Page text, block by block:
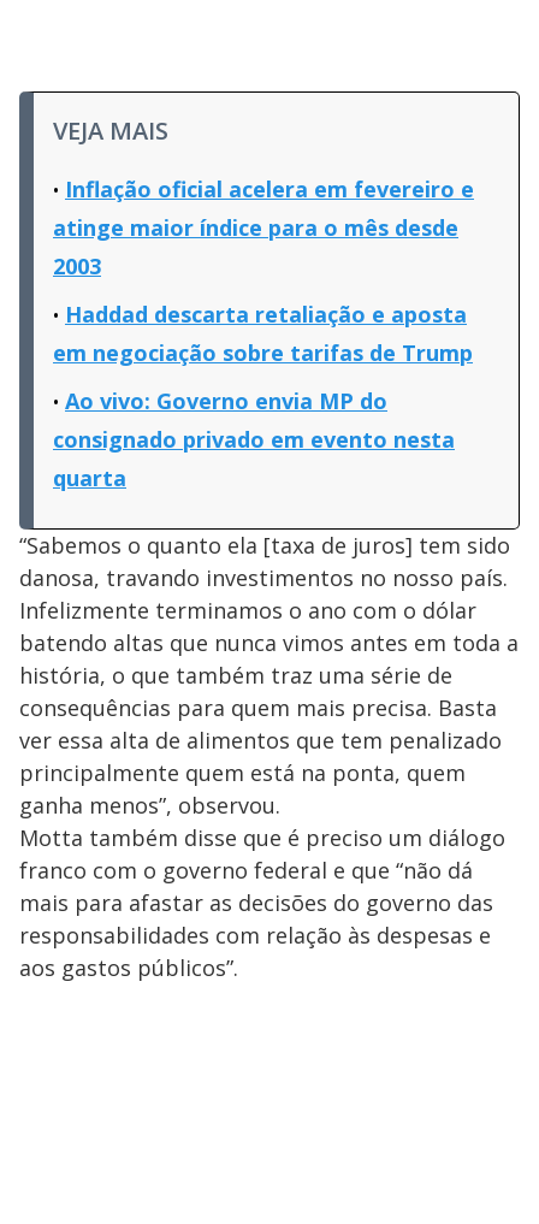
VEJA MAIS
Inflação oficial acelera em fevereiro e
atinge maior índice para o mês desde
2003
Haddad descarta retaliação e aposta
em negociação sobre tarifas de Trump
Ao vivo: Governo envia MP do
consignado privado em evento nesta
quarta
“Sabemos o quanto ela [taxa de juros] tem sido
danosa, travando investimentos no nosso país.
Infelizmente terminamos o ano com o dólar
batendo altas que nunca vimos antes em toda a
história, o que também traz uma série de
consequências para quem mais precisa. Basta
ver essa alta de alimentos que tem penalizado
principalmente quem está na ponta, quem
ganha menos”, observou.
Motta também disse que é preciso um diálogo
franco com o governo federal e que “não dá
mais para afastar as decisões do governo das
responsabilidades com relação às despesas e
aos gastos públicos”.